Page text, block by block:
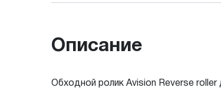
Описание
Обходной ролик Avision Reverse roller